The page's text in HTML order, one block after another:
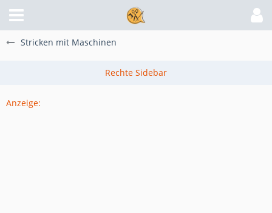
Stricken mit Maschinen
Anzeige: